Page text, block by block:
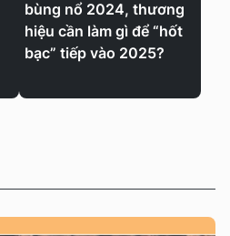
bùng nổ 2024, thương
hiệu cần làm gì để “hốt
bạc” tiếp vào 2025?